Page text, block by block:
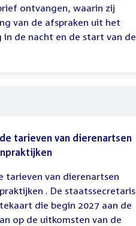
ontvangen, waarin zij
van de afspraken uit het
de nacht en de start van de
tarieven van dierenartsen
tarieven van dierenartsen
. De staatssecretaris
die begin 2027 aan de
op de uitkomsten van de